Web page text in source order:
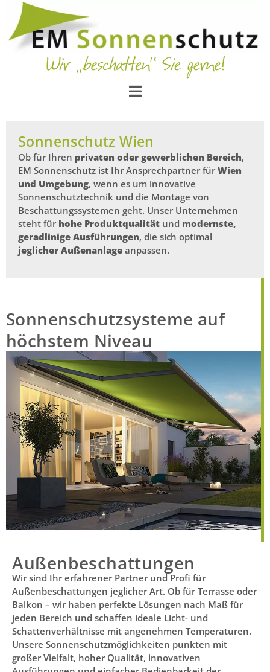
Sonnenschutz Wien
Ob für Ihren privaten oder gewerblichen Bereich,
EM Sonnenschutz ist Ihr Ansprechpartner für Wien
und Umgebung, wenn es um innovative
Sonnenschutztechnik und die Montage von
Beschattungssystemen geht. Unser Unternehmen
steht für hohe Produktqualität und modernste,
geradlinige Ausführungen, die sich optimal
jeglicher Außenanlage anpassen.
Sonnenschutzsysteme auf
höchstem Niveau
Außenbeschattungen
Wir sind Ihr erfahrener Partner und Profi für
Außenbeschattungen jeglicher Art. Ob für Terrasse oder
Balkon – wir haben perfekte Lösungen nach Maß für
jeden Bereich und schaffen ideale Licht- und
Schattenverhältnisse mit angenehmen Temperaturen.
Unsere Sonnenschutzmöglichkeiten punkten mit
großer Vielfalt, hoher Qualität, innovativen